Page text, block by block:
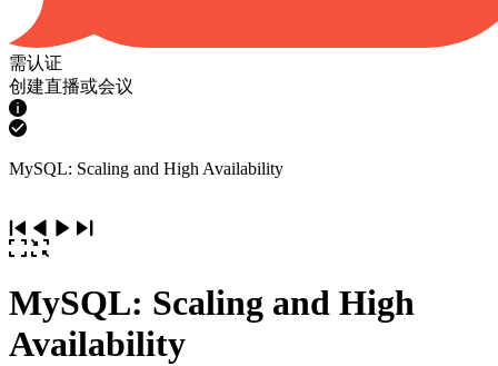
需认证
创建直播或会议
MySQL: Scaling and High Availability
MySQL: Scaling and High
Availability